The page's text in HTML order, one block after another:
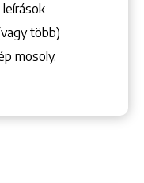
tere 2.több)
mosoly.